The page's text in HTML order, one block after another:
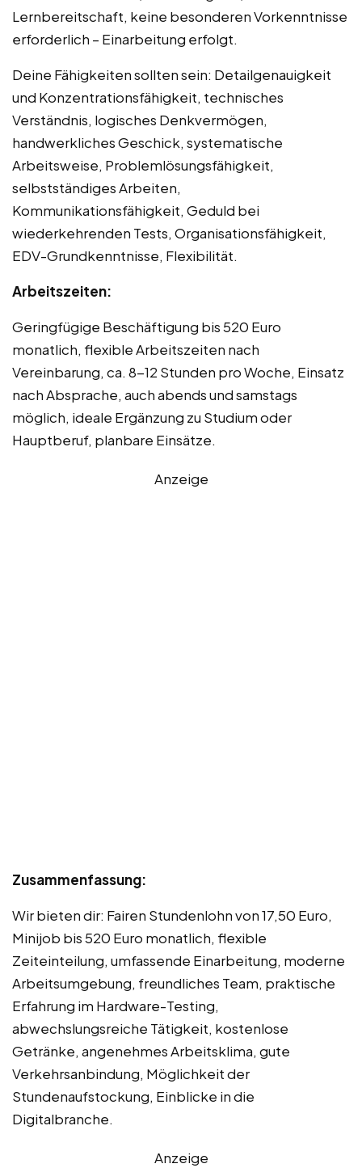
Lernbereitschaft, keine besonderen Vorkenntnisse
erforderlich – Einarbeitung erfolgt.
Deine Fähigkeiten sollten sein: Detailgenauigkeit
und Konzentrationsfähigkeit, technisches
Verständnis, logisches Denkvermögen,
handwerkliches Geschick, systematische
Arbeitsweise, Problemlösungsfähigkeit,
selbstständiges Arbeiten,
Kommunikationsfähigkeit, Geduld bei
wiederkehrenden Tests, Organisationsfähigkeit,
EDV-Grundkenntnisse, Flexibilität.
Arbeitszeiten:
Geringfügige Beschäftigung bis 520 Euro
monatlich, flexible Arbeitszeiten nach
Vereinbarung, ca. 8-12 Stunden pro Woche, Einsatz
nach Absprache, auch abends und samstags
möglich, ideale Ergänzung zu Studium oder
Hauptberuf, planbare Einsätze.
Anzeige
Zusammenfassung:
Wir bieten dir: Fairen Stundenlohn von 17,50 Euro,
Minijob bis 520 Euro monatlich, flexible
Zeiteinteilung, umfassende Einarbeitung, moderne
Arbeitsumgebung, freundliches Team, praktische
Erfahrung im Hardware-Testing,
abwechslungsreiche Tätigkeit, kostenlose
Getränke, angenehmes Arbeitsklima, gute
Verkehrsanbindung, Möglichkeit der
Stundenaufstockung, Einblicke in die
Digitalbranche.
Anzeige